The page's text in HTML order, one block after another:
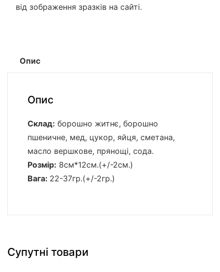
від зображення зразків на сайті.
Опис
Опис
Склад: борошно житнє, борошно
пшеничне, мед, цукор, яйця, сметана,
масло вершкове, прянощі, сода.
Розмір: 8см*12см.(+/-2см.)
Вага: 22-37гр.(+/-2гр.)
Супутні товари